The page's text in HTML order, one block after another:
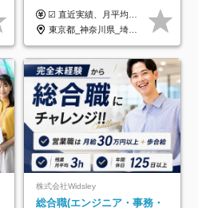
／実質還元率80～90%／前
給保証／AI系など最先端案
件多数
☑︎ 直近実績、月平均17,000円の昇給 ☑︎ 前職給与100%保証 ☑︎ 実質還元率80～90% ☑︎ 待機時も給与は満額支給 月給35万円～70万円＋交通費など各種手当 ※想定年収：4,200,000円～10,560,000円 ※経験・能力等を考慮の上で決定します。 ※上記金額には、みなし残業手当（50時間分・104,000円～212,000円）を含みます。超過分は別途追加支給します。 ┗残業時間は月平均10時間、多い時でも20時間程度と安定しております ★単価連動型の給与体系ではないため、万が一待機になってもその間の給与は満額支給しています。 ＜1年間の昇給事例をご紹介！＞ ・20代/フロントエンドエンジニア：月給274,000円→月給362,000円（＋88,000円/月） ・20代/iOSエンジニア：月給237,000円→月給287,000円（＋50,000円/月） ・20代/Androidエンジニア：月給316,000円→月給374,000円（＋58,000円/月） ・30代/Javaエンジニア（上流）：月給340,000円→月給418,000円（＋78,000円/月） ・30代/PMO：月給340,000円→月給418,000円（＋78,000円/月）
東京都_神奈川県_埼玉県_千葉県_大阪府_愛知県_北海道_青森県_岩手県_宮城県_秋田県_山形県_福島県_茨城県_栃木県_群馬県_新潟県_山梨県_長野県_富山県_石川県_福井県_静岡県_岐阜県_三重県_兵庫県_京都府_滋賀県_奈良県_和歌山県_広島県_岡山県_鳥取県_島根県_山口県_徳島県_香川県_愛媛県_高知県_福岡県_熊本県_佐賀県_長崎県_大分県_宮崎県_鹿児島県_沖縄県
株式会社Widsley
総合職(エンジニア・事務・